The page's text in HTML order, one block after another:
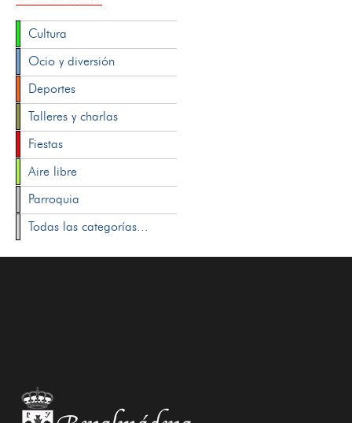
Cultura
Ocio y diversión
Deportes
Talleres y charlas
Fiestas
Aire libre
Parroquia
Todas las categorías...